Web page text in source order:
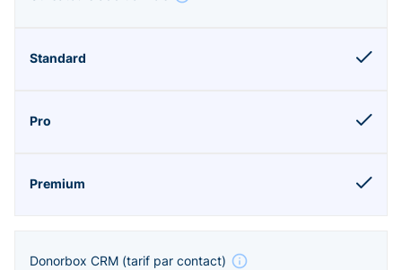
Donorbox CRM (tarif par contact)